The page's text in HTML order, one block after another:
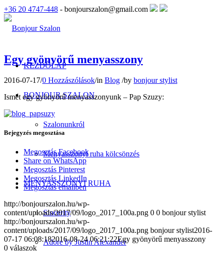
+36 20 4747-448 - bonjourszalon@gmail.com
KEZDŐLAP
BONJOUR SZALON
Szalonunkról
Menyasszonyi ruha kölcsönzés
MENYASSZONYI RUHA
Sincerity
Adore by Justin Alexander
Egy gyönyörű menyasszony
2016-07-17/0 Hozzászólások/in Blog /by bonjour stylist
Ismét egy gyönyörű menyasszonyunk – Pap Szuzy:
Bejegyzés megosztása
Megosztás Facebook
Share on WhatsApp
Megosztás Pinterest
Megosztás LinkedIn
Megosztás emailben
http://bonjourszalon.hu/wp-
content/uploads/2017/09/logo_2017_100a.png 0 0 bonjour stylist
http://bonjourszalon.hu/wp-
content/uploads/2017/09/logo_2017_100a.png bonjour stylist2016-
07-17 06:08:182016-08-24 06:21:22Egy gyönyörű menyasszony
0 válaszok